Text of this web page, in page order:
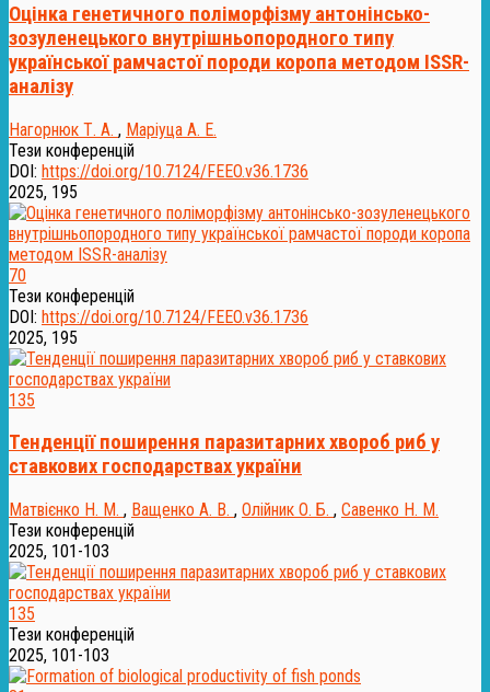
Оцінка генетичного поліморфізму антонінсько-
зозуленецького внутрішньопородного типу
української рамчастої породи коропа методом ISSR-
аналізу
Нагорнюк Т. А. , Маріуца А. Е.
Тези конференцій
DOI: https://doi.org/10.7124/FEEO.v36.1736
2025, 195
70
Тези конференцій
DOI: https://doi.org/10.7124/FEEO.v36.1736
2025, 195
135
Тенденції поширення паразитарних хвороб риб у
ставкових господарствах україни
Матвієнко Н. М. , Ващенко А. В. , Олійник О. Б. , Савенко Н. М.
Тези конференцій
2025, 101-103
135
Тези конференцій
2025, 101-103